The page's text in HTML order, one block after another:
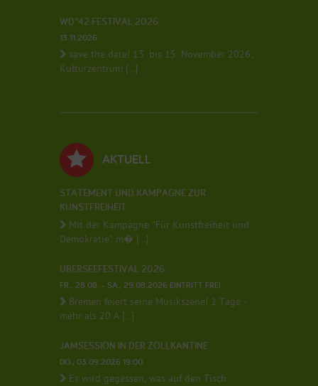
WD*42 FESTIVAL 2026
13.11.2026
save the date! 13. bis 15. November 2026;
Kulturzentrum [...]
AKTUELL
STATEMENT UND KAMPAGNE ZUR
KUNSTFREIHEIT
Mit der Kampagne "Für Kunstfreiheit und
Demokratie" m� [...]
ÜBERSEEFESTIVAL 2026
FR., 28.08. - SA., 29.08.2026 EINTRITT FREI
Bremen feiert seine Musikszene! 2 Tage -
mehr als 20 A [...]
JAMSESSION IN DER ZOLLKANTINE
DO., 03.09.2026 19:00
Es wird gegessen, was auf den Tisch